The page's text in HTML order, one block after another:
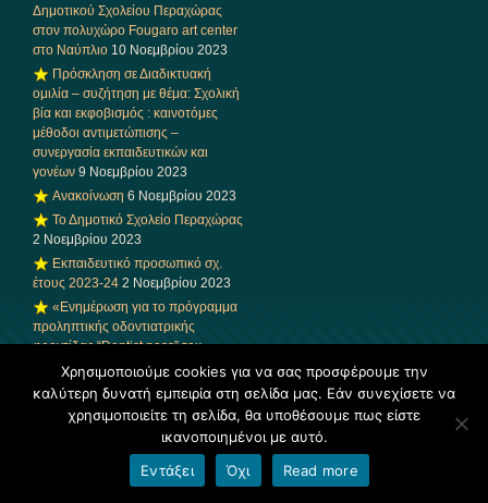
Δημοτικού Σχολείου Περαχώρας
στον πολυχώρο Fougaro art center
στο Ναύπλιο 10 Νοεμβρίου 2023
Πρόσκληση σε Διαδικτυακή
ομιλία – συζήτηση με θέμα: Σχολική
βία και εκφοβισμός : καινοτόμες
μέθοδοι αντιμετώπισης –
συνεργασία εκπαιδευτικών και
γονέων 9 Νοεμβρίου 2023
Ανακοίνωση 6 Νοεμβρίου 2023
Το Δημοτικό Σχολείο Περαχώρας
2 Νοεμβρίου 2023
Εκπαιδευτικό προσωπικό σχ.
έτους 2023-24 2 Νοεμβρίου 2023
«Ενημέρωση για το πρόγραμμα
προληπτικής οδοντιατρικής
φροντίδας “Dentist pass” του
Υπουργείου Υγείας»
2 Νοεμβρίου
2023
Εσωτερικός Κανονισμός
Λειτουργίας Δημ. Σχ. Περαχώρας Σχ.
1 Νοεμβρίου 2023
Συμμετοχή του Δημοτικού
Σχολείου Περαχώρας στις
Χρησιμοποιούμε cookies για να σας προσφέρουμε την
καλύτερη δυνατή εμπειρία στη σελίδα μας. Εάν συνεχίσετε να
χρησιμοποιείτε τη σελίδα, θα υποθέσουμε πως είστε
ικανοποιημένοι με αυτό.
Εντάξει
Όχι Read more